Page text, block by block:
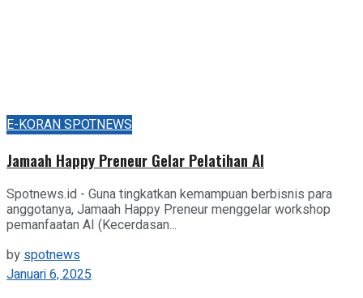
E-KORAN SPOTNEWS
Jamaah Happy Preneur Gelar Pelatihan AI
Spotnews.id - Guna tingkatkan kemampuan berbisnis para
anggotanya, Jamaah Happy Preneur menggelar workshop
pemanfaatan AI (Kecerdasan...
byspotnews
Januari 6, 2025